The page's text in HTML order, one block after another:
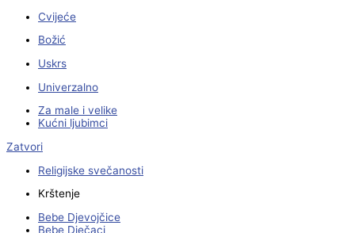
Cvijeće
Božić
Uskrs
Univerzalno
Za male i velike
Kućni ljubimci
Zatvori
Religijske svečanosti
Krštenje
Bebe Djevojčice
Bebe Dječaci